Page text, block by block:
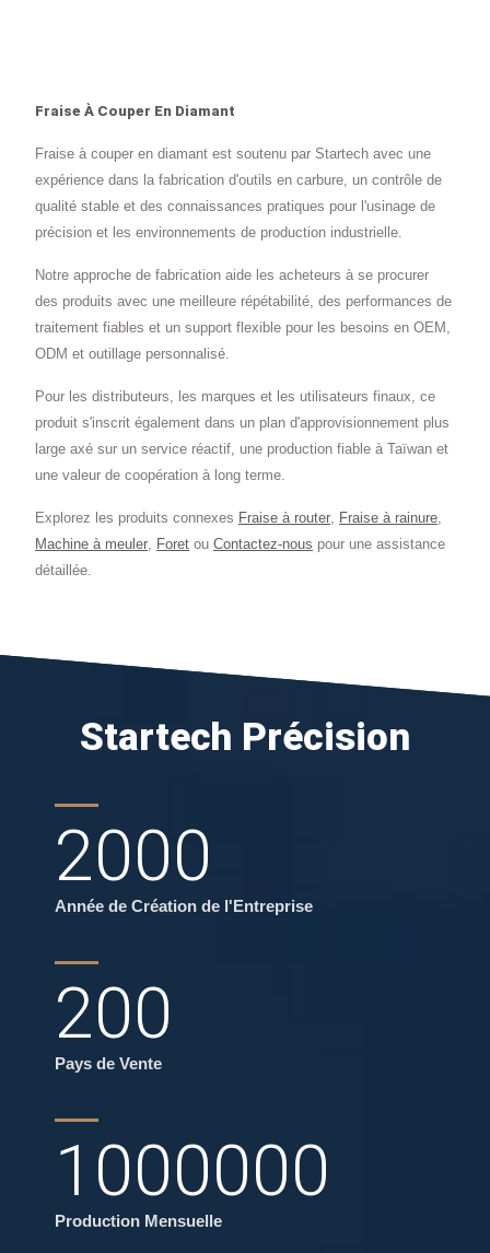
Fraise À Couper En Diamant
Fraise à couper en diamant est soutenu par Startech avec une
expérience dans la fabrication d'outils en carbure, un contrôle de
qualité stable et des connaissances pratiques pour l'usinage de
précision et les environnements de production industrielle.
Notre approche de fabrication aide les acheteurs à se procurer
des produits avec une meilleure répétabilité, des performances de
traitement fiables et un support flexible pour les besoins en OEM,
ODM et outillage personnalisé.
Pour les distributeurs, les marques et les utilisateurs finaux, ce
produit s'inscrit également dans un plan d'approvisionnement plus
large axé sur un service réactif, une production fiable à Taïwan et
une valeur de coopération à long terme.
Explorez les produits connexes Fraise à router, Fraise à rainure,
Machine à meuler, Foret ou Contactez-nous pour une assistance
détaillée.
Startech Précision
2000
Année de Création de l'Entreprise
200
Pays de Vente
1000000
Production Mensuelle